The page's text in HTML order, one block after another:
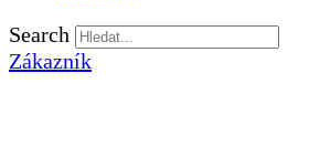
Search
Zákazník